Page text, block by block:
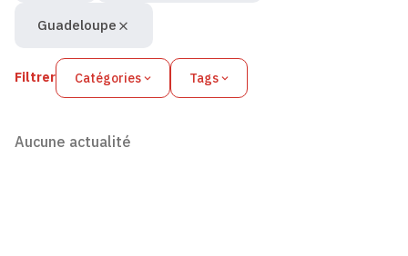
Filtrer Catégories Tags
Guadeloupe
Aucune actualité